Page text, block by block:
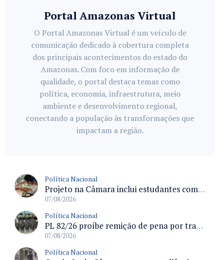
Portal Amazonas Virtual
O Portal Amazonas Virtual é um veículo de
comunicação dedicado à cobertura completa
dos principais acontecimentos do estado do
Amazonas. Com foco em informação de
qualidade, o portal destaca temas como
política, economia, infraestrutura, meio
ambiente e desenvolvimento regional,
conectando a população às transformações que
impactam a região.
Política Nacional
Projeto na Câmara inclui estudantes com deficiência no regime escolar especial da LDB e estabelece critérios para frequência
07/08/2026
Política Nacional
PL 82/26 proíbe remição de pena por trabalho em funções militares para condenados por crimes contra o Estado Democrático de Direito
07/08/2026
Política Nacional